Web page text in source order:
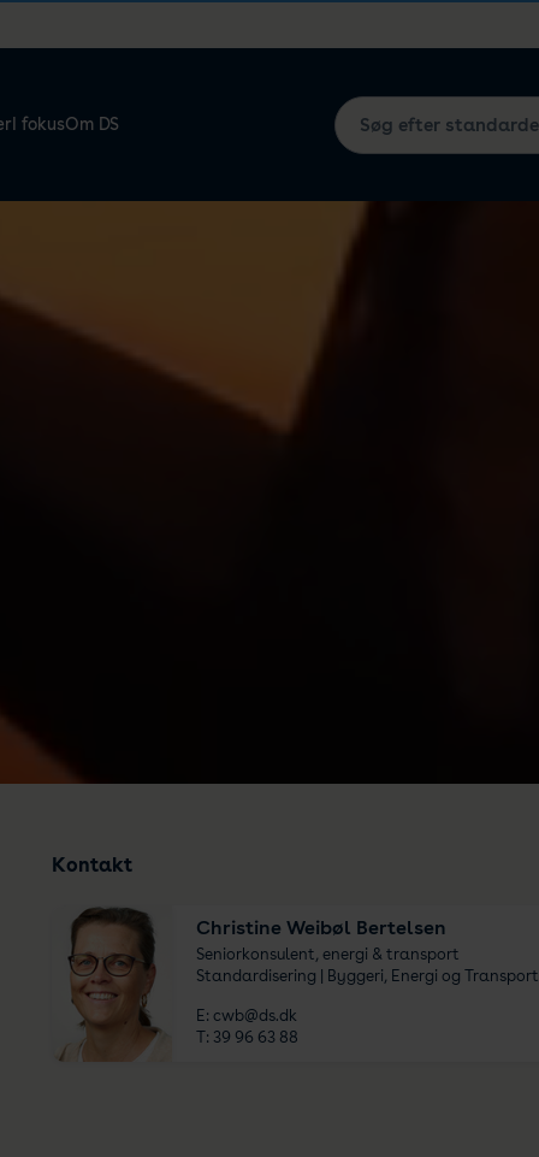
I fokusOm DS
Kontakt
Christine Weibøl Bertelsen
Seniorkonsulent, energi & transport
Standardisering | Byggeri, Energi og Transport
E: cwb@ds.dk
T: 39 96 63 88